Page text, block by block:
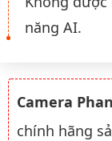
năng AI.
Camera
chính hãng